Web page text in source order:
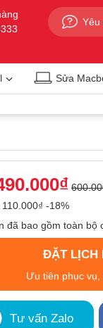
Yêu
Sửa
-18%
đã bao gồm toàn bộ
ĐẶT LỊCH
Ưu tiên phục
Tư vấn Zalo